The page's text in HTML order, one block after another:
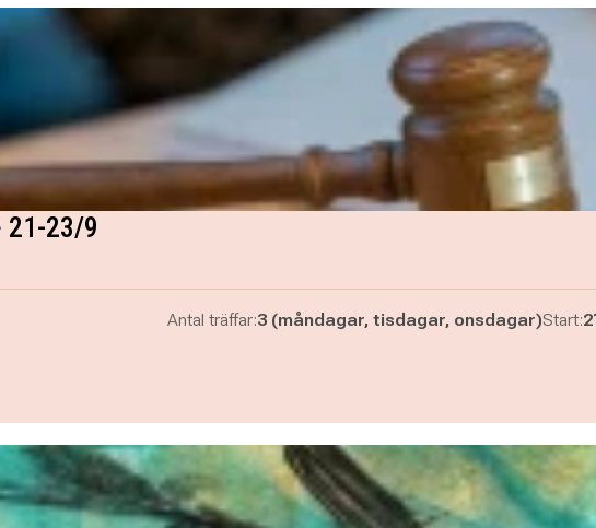
21-23/9
Antal träffar:3 (måndagar, tisdagar, onsdagar)Start: